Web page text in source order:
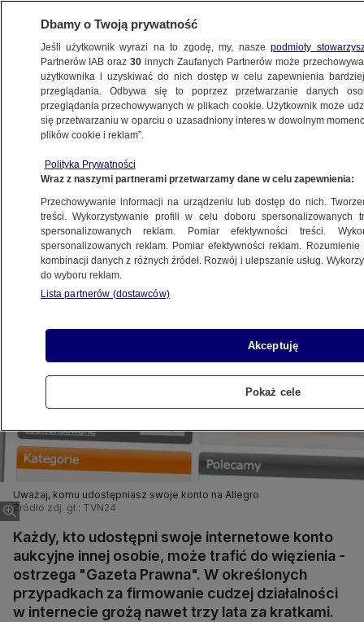
BIZNES
NAJNOWSZE
trafić za kratki
19.08.2009, 07:29Aktualizacja:19.08.2009, 08:25
Udostępnij
Uważaj, komu udostępniasz swoje konto na Allegro
Źródło zdj. gł.: TVN24
Każdy, kto udostępni swoje internetowe konto
aukcyjne innej osobie, może trafić do więzienia -
ostrzega "Gazeta Prawna". W określonych
przypadkach za firmowanie cudzej działalności
w internecie grożą nawet trzy lata za kratkami.
Dbamy o Twoją prywatność
Jeśli użytkownik wyrazi na to zgodę, my, naszepodmioty
Partnerów IAB oraz30 innych Zaufanych Partnerów może
użytkownika i uzyskiwać do nich dostęp w celu zapewnienia
przeglądania. Odbywa się to poprzez przetwarzanie danych
przeglądania przechowywanych w plikach cookie. Użytkownik może
się przetwarzaniu w oparciu o uzasadniony interes w dowolnym
plików cookie i reklam”.
Polityka Prywatności
Wraz z naszymi partnerami przetwarzamy dane w celu zapewnienia:
Przechowywanie informacji na urządzeniu lub dostęp do nich.
treści. Wykorzystywanie profili w celu doboru spersonalizowanych
spersonalizowanych reklam. Pomiar efektywności treści.
spersonalizowanych reklam. Pomiar efektywności reklam.
kombinacji danych z różnych źródeł. Rozwój i ulepszanie usług.
do wyboru reklam.
Lista partnerów (dostawców)
Akceptuję
Pokaż cele